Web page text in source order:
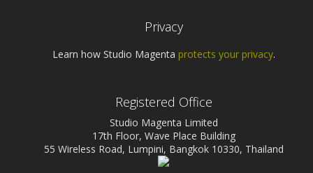
Privacy
Learn how Studio Magenta protects your privacy.
Registered Office
Studio Magenta Limited
17th Floor, Wave Place Building
55 Wireless Road, Lumpini, Bangkok 10330, Thailand